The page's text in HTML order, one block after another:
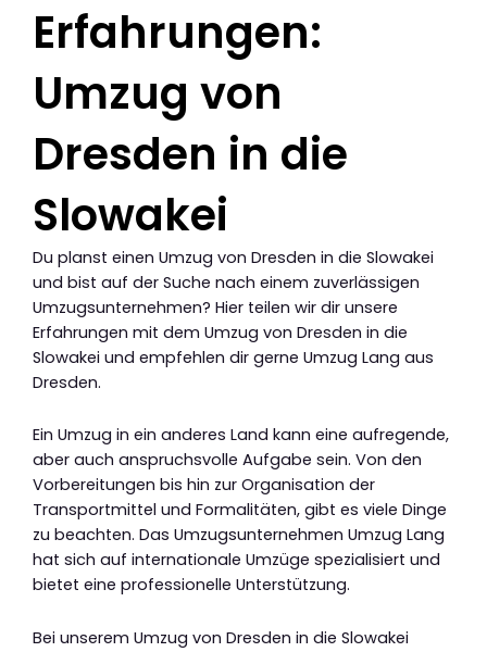
Erfahrungen:
Umzug von
Dresden in die
Slowakei
Du planst einen Umzug von Dresden in die Slowakei
und bist auf der Suche nach einem zuverlässigen
Umzugsunternehmen? Hier teilen wir dir unsere
Erfahrungen mit dem Umzug von Dresden in die
Slowakei und empfehlen dir gerne Umzug Lang aus
Dresden.
Ein Umzug in ein anderes Land kann eine aufregende,
aber auch anspruchsvolle Aufgabe sein. Von den
Vorbereitungen bis hin zur Organisation der
Transportmittel und Formalitäten, gibt es viele Dinge
zu beachten. Das Umzugsunternehmen Umzug Lang
hat sich auf internationale Umzüge spezialisiert und
bietet eine professionelle Unterstützung.
Bei unserem Umzug von Dresden in die Slowakei